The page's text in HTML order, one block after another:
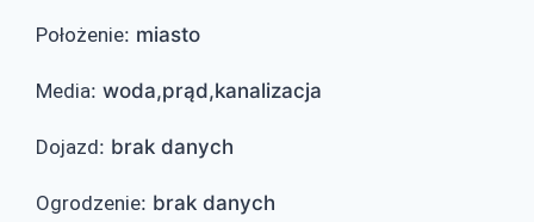
Położenie: miasto
Media: woda,prąd,kanalizacja
Dojazd: brak danych
Ogrodzenie: brak danych